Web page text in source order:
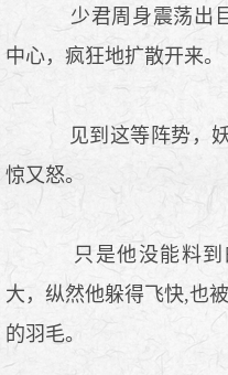
少君周身震荡出
中心，疯狂地扩散开来。
见到这等阵势，
惊又怒。
只是他没能料到
大，纵然他躲得飞快,也
的羽毛。